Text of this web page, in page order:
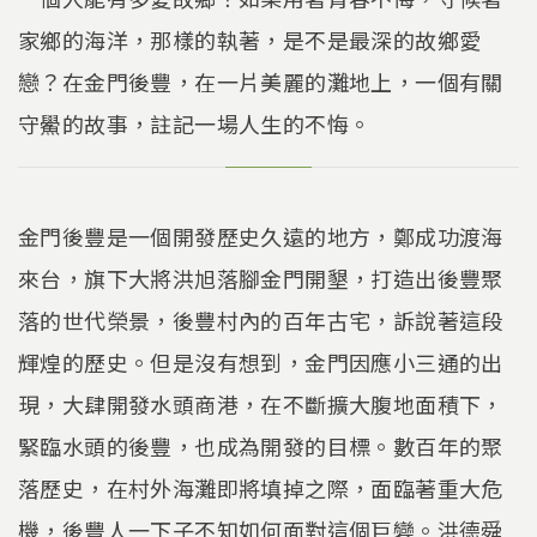
家鄉的海洋，那樣的執著，是不是最深的故鄉愛
戀？在金門後豐，在一片美麗的灘地上，一個有關
守鱟的故事，註記一場人生的不悔。
金門後豐是一個開發歷史久遠的地方，鄭成功渡海
來台，旗下大將洪旭落腳金門開墾，打造出後豐聚
落的世代榮景，後豐村內的百年古宅，訴說著這段
輝煌的歷史。但是沒有想到，金門因應小三通的出
現，大肆開發水頭商港，在不斷擴大腹地面積下，
緊臨水頭的後豐，也成為開發的目標。數百年的聚
落歷史，在村外海灘即將填掉之際，面臨著重大危
機，後豐人一下子不知如何面對這個巨變。洪德舜